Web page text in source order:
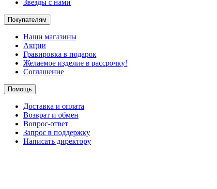
Звезды с нами
Покупателям
Наши магазины
Акции
Гравировка в подарок
Желаемое изделие в рассрочку!
Соглашение
Помощь
Доставка и оплата
Возврат и обмен
Вопрос-ответ
Запрос в поддержку
Написать директору